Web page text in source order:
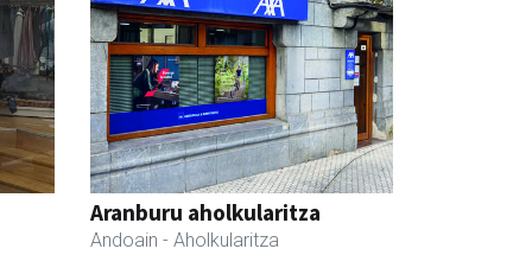
Aranburu aholkularitza
Andoain - Aholkularitza